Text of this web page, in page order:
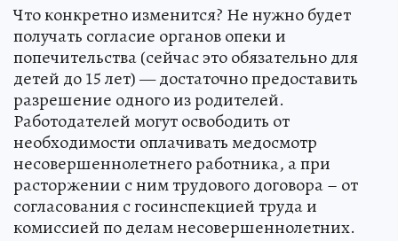
Что конкретно изменится? Не нужно будет
получать согласие органов опеки и
попечительства (сейчас это обязательно для
детей до 15 лет) — достаточно предоставить
разрешение одного из родителей.
Работодателей могут освободить от
необходимости оплачивать медосмотр
несовершеннолетнего работника, а при
расторжении с ним трудового договора – от
согласования с госинспекцией труда и
комиссией по делам несовершеннолетних.